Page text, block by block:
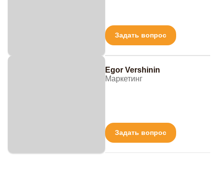
Задать вопрос
Egor Vershinin
Маркетинг
Задать вопрос